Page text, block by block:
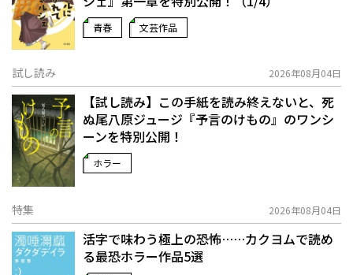
青春 文芸作品
試し読み 2026年08月04日
【試し読み】この手紙を読み終えないと、死
ぬ――尾八原ジュージ『予言のけもの』のワンシ
ーンを特別公開！
ホラー
特集 2026年08月04日
活字で味わう極上の恐怖……カクヨムで読め
る最恐ホラー作品5選